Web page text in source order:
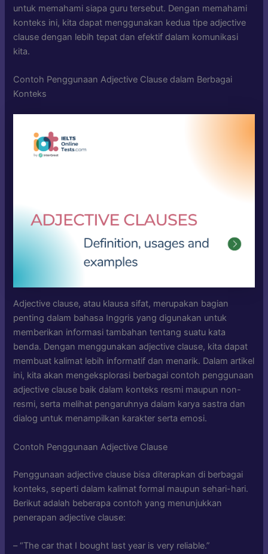
untuk memahami siapa guru tersebut. Dengan memahami
konteks ini, kita dapat menggunakan kedua tipe adjective
clause dengan lebih tepat dan efektif dalam komunikasi
kita.
Contoh Penggunaan Adjective Clause dalam Berbagai
Konteks
Adjective clause, atau klausa sifat, merupakan bagian
penting dalam bahasa Inggris yang digunakan untuk
memberikan informasi tambahan tentang suatu kata
benda. Dengan menggunakan adjective clause, kita dapat
membuat kalimat lebih informatif dan menarik. Dalam artikel
ini, kita akan mengeksplorasi berbagai contoh penggunaan
adjective clause baik dalam konteks resmi maupun non-
resmi, serta melihat pengaruhnya dalam karya sastra dan
dialog untuk menampilkan karakter serta emosi.
Contoh Penggunaan Adjective Clause
Penggunaan adjective clause bisa diterapkan di berbagai
konteks, seperti dalam kalimat formal maupun sehari-hari.
Berikut adalah beberapa contoh yang menunjukkan
penerapan adjective clause:
– “The car that I bought last year is very reliable.”